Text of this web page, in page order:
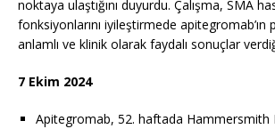
noktaya ulaştığını duyurdu. Çalışma, SMA
fonksiyonlarını iyileştirmede apitegromab’ın
anlamlı ve klinik olarak faydalı sonuçlar
7 Ekim 2024
Apitegromab, 52. haftada